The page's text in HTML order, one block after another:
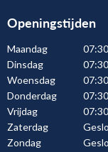
Openingstijden
Maandag
Dinsdag
Woensdag
Donderdag
Vrijdag
Zaterdag
Zondag